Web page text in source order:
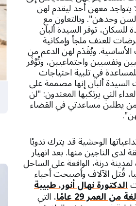
معهن أحد ليقدم لهن
لسن وحدهن". وبالتعاون مع
توفر السيدة ألبان
للعنف ملجأ وإمكانية
ويُقَدَم لهن الدعم من
ونفسيين واجتماعيين، وتُوَّفَر
في تلبية احتياجات
السيدة ألبان إنها مصممة على
التي يرتكبها المعتدون: "لن
يطلبن مساعدتي في القضاء
الوحشية قد يترك ندوبًا
الناجين منها. بعد انهيار
درنة، الواقعة على الساحل
قُتل الآلاف وأصبحت أحياء
الدكتورة نهال أنور، طبيبة
العمر 29 عامًا ، التي